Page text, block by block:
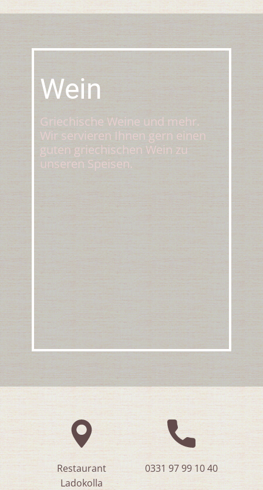
Wein
Griechische Weine und mehr.
Wir servieren Ihnen gern einen
guten griechischen Wein zu
unseren Speisen.
Restaurant
Ladokolla
0331 97 99 10 40